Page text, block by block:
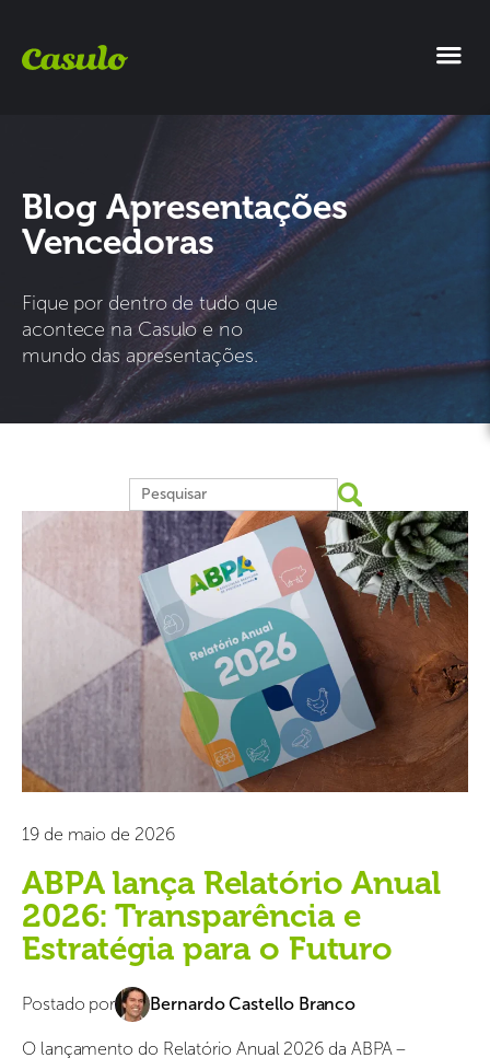
Blog Apresentações
Vencedoras
Fique por dentro de tudo que
acontece na Casulo e no
mundo das apresentações.
19 de maio de 2026
ABPA lança Relatório Anual
2026: Transparência e
Estratégia para o Futuro
Postado por Bernardo Castello Branco
O lançamento do Relatório Anual 2026 da ABPA –